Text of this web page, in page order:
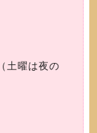
土曜は夜の